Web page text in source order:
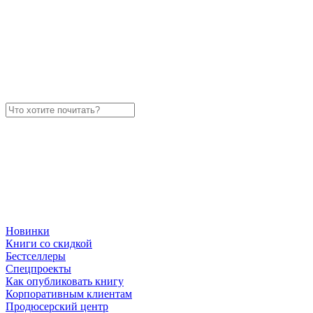
Новинки
Книги со скидкой
Бестселлеры
Спецпроекты
Как опубликовать книгу
Корпоративным клиентам
Продюсерский центр